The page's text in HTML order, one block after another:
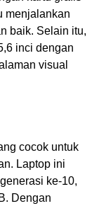
menjalankan
baik. Selain itu,
inci dengan
visual
cocok untuk
Laptop ini
ke-10,
Dengan